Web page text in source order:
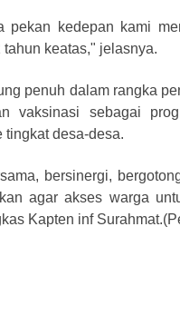
kedepan kami
keatas," jelasnya.
penuh dalam rangka
vaksinasi sebagai
desa-desa.
bersinergi,
agar akses warga
Kapten inf Surahmat.